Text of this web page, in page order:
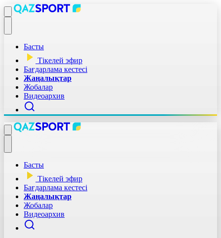
Басты
Тікелей эфир
Бағдарлама кестесі
Жаңалықтар
Жобалар
Видеоархив
Басты
Тікелей эфир
Бағдарлама кестесі
Жаңалықтар
Жобалар
Видеоархив